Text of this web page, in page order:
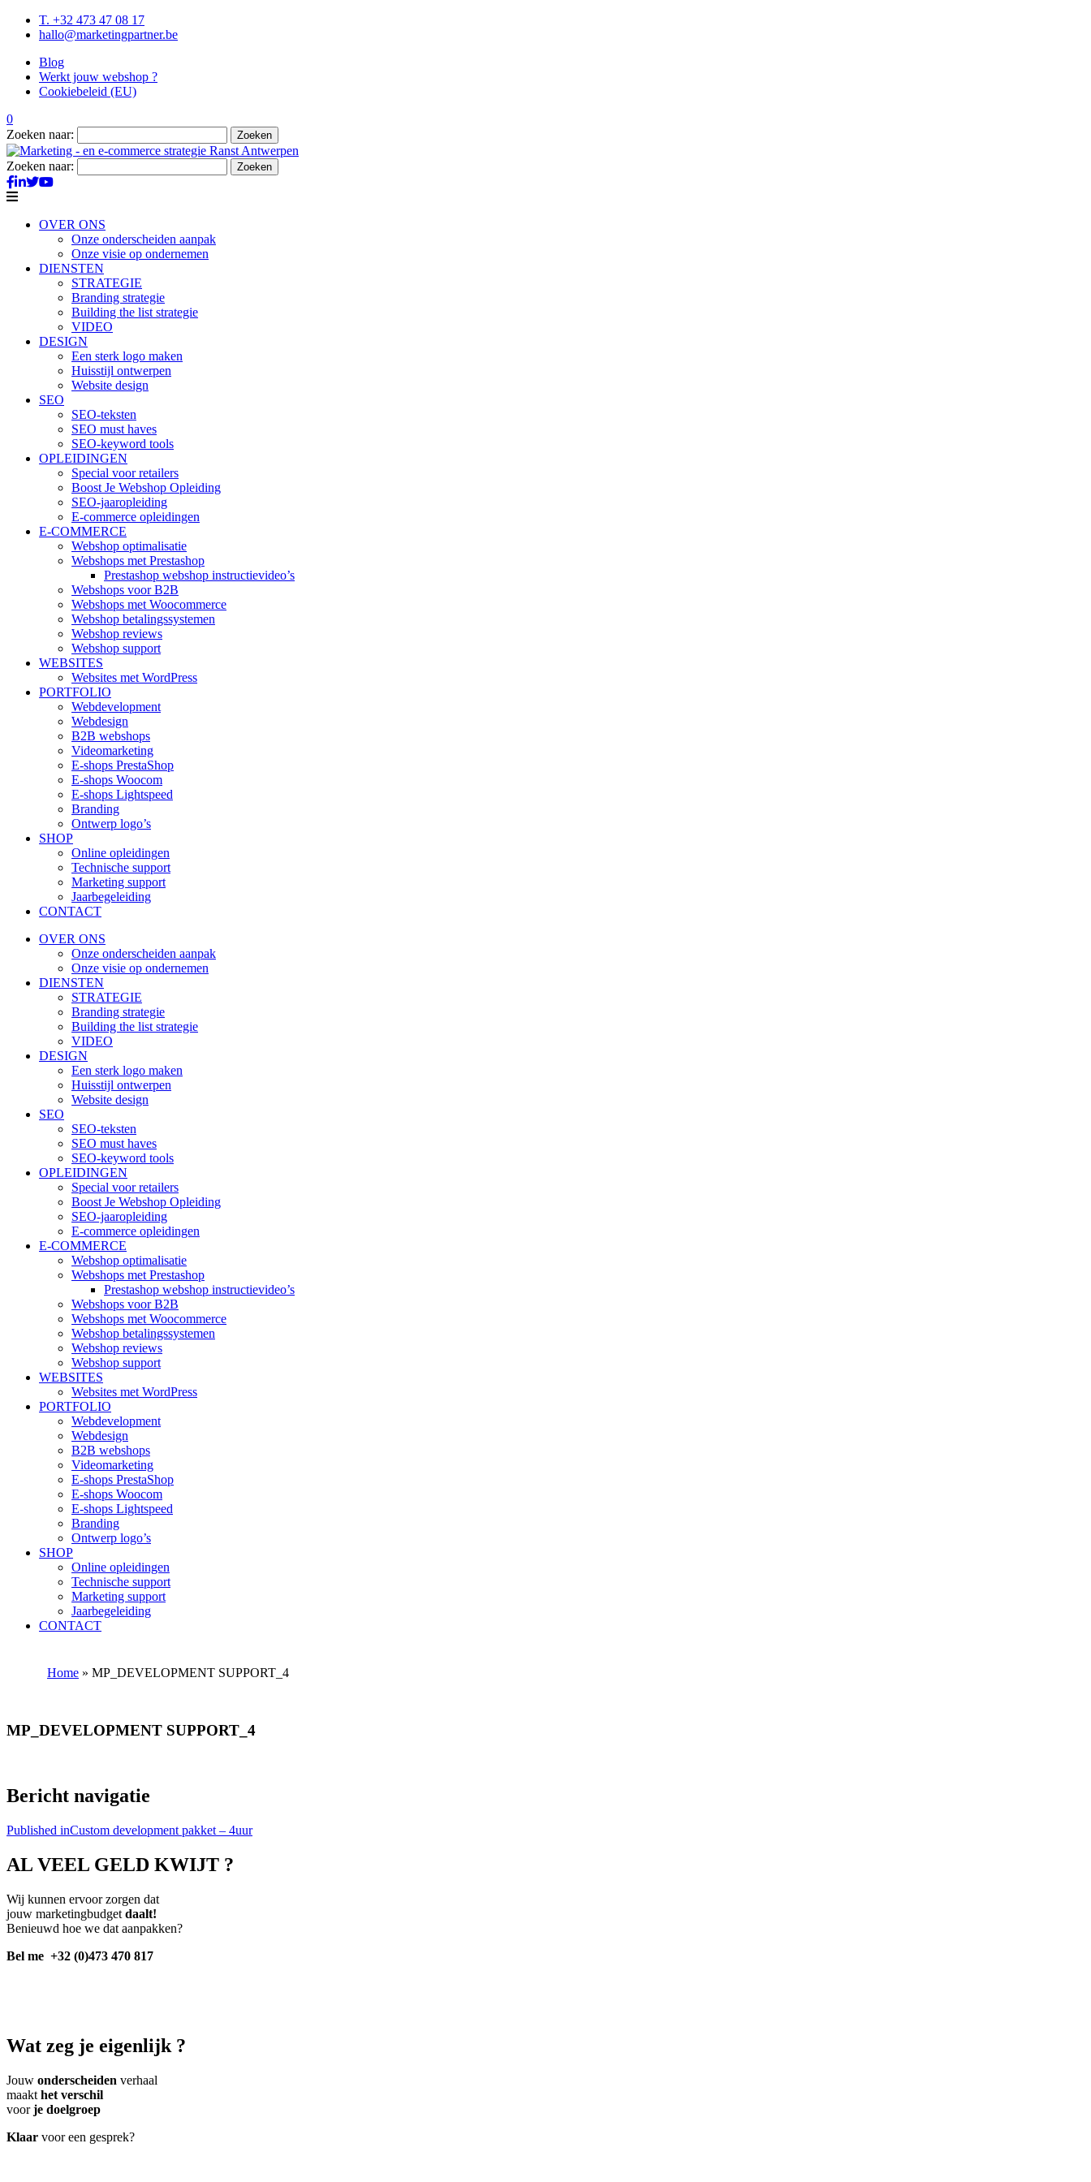
T. +32 473 47 08 17
hallo@marketingpartner.be
Blog
Werkt jouw webshop ?
Cookiebeleid (EU)
0
Zoeken naar:
Zoeken naar:
OVER ONS
Onze onderscheiden aanpak
Onze visie op ondernemen
DIENSTEN
STRATEGIE
Branding strategie
Building the list strategie
VIDEO
DESIGN
Een sterk logo maken
Huisstijl ontwerpen
Website design
SEO
SEO-teksten
SEO must haves
SEO-keyword tools
OPLEIDINGEN
Special voor retailers
Boost Je Webshop Opleiding
SEO-jaaropleiding
E-commerce opleidingen
E-COMMERCE
Webshop optimalisatie
Webshops met Prestashop
Prestashop webshop instructievideo’s
Webshops voor B2B
Webshops met Woocommerce
Webshop betalingssystemen
Webshop reviews
Webshop support
WEBSITES
Websites met WordPress
PORTFOLIO
Webdevelopment
Webdesign
B2B webshops
Videomarketing
E-shops PrestaShop
E-shops Woocom
E-shops Lightspeed
Branding
Ontwerp logo’s
SHOP
Online opleidingen
Technische support
Marketing support
Jaarbegeleiding
CONTACT
OVER ONS
Onze onderscheiden aanpak
Onze visie op ondernemen
DIENSTEN
STRATEGIE
Branding strategie
Building the list strategie
VIDEO
DESIGN
Een sterk logo maken
Huisstijl ontwerpen
Website design
SEO
SEO-teksten
SEO must haves
SEO-keyword tools
OPLEIDINGEN
Special voor retailers
Boost Je Webshop Opleiding
SEO-jaaropleiding
E-commerce opleidingen
E-COMMERCE
Webshop optimalisatie
Webshops met Prestashop
Prestashop webshop instructievideo’s
Webshops voor B2B
Webshops met Woocommerce
Webshop betalingssystemen
Webshop reviews
Webshop support
WEBSITES
Websites met WordPress
PORTFOLIO
Webdevelopment
Webdesign
B2B webshops
Videomarketing
E-shops PrestaShop
E-shops Woocom
E-shops Lightspeed
Branding
Ontwerp logo’s
SHOP
Online opleidingen
Technische support
Marketing support
Jaarbegeleiding
CONTACT
Home » MP_DEVELOPMENT SUPPORT_4
MP_DEVELOPMENT SUPPORT_4
Bericht navigatie
Published inCustom development pakket – 4uur
AL VEEL GELD KWIJT ?
Wij kunnen ervoor zorgen dat
jouw marketingbudget daalt!
Benieuwd hoe we dat aanpakken?
Bel me +32 (0)473 470 817
Wat zeg je eigenlijk ?
Jouw onderscheiden verhaal
maakt het verschil
voorje doelgroep
Klaar voor een gesprek?